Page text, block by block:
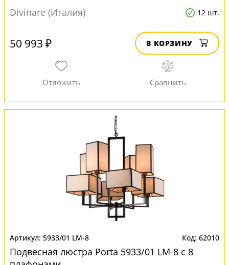
Divinare (Италия)
12 шт.
50 993 ₽ В КОРЗИНУ
5933/01 LM-8 62010
Подвесная люстра Porta 5933/01 LM-8 с 8